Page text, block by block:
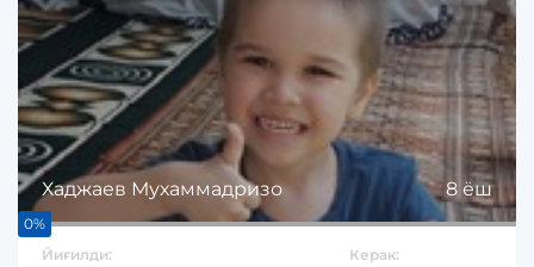
Хаджаев Мухаммадризо 8 ёш
0%
Йиғилди:
Керак: